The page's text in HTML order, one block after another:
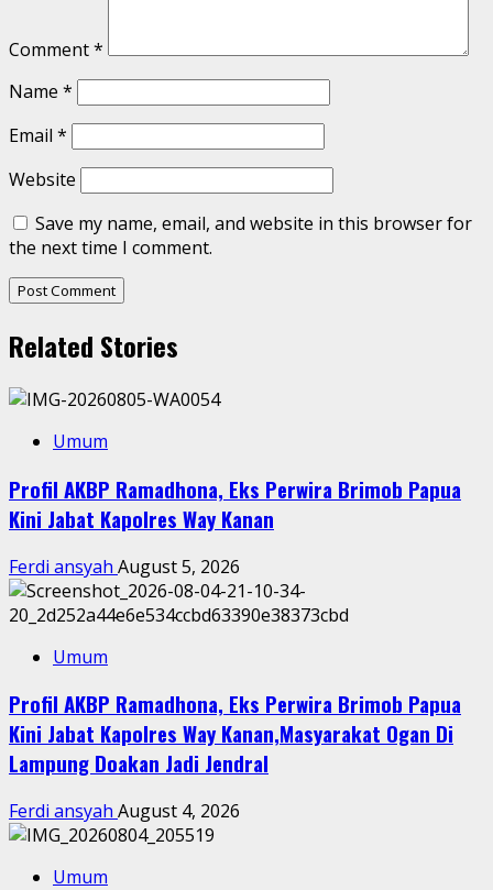
Comment*
Name *
Email *
Website
Save my name, email, and website in this browser for
the next time I comment.
Related Stories
Umum
Profil AKBP Ramadhona, Eks Perwira Brimob Papua
Kini Jabat Kapolres Way Kanan
Ferdi ansyah August 5, 2026
Umum
Profil AKBP Ramadhona, Eks Perwira Brimob Papua
Kini Jabat Kapolres Way Kanan,Masyarakat Ogan Di
Lampung Doakan Jadi Jendral
Ferdi ansyah August 4, 2026
Umum